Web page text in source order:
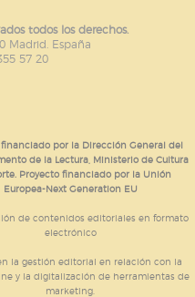
todos los derechos.
Madrid. España
57 20
financiado por la Dirección General del
de la Lectura, Ministerio de Cultura
Proyecto financiado por la Unión
Europea-Next Generation EU
de contenidos editoriales en formato
electrónico
la gestión editorial en relación con la
y la digitalización de herramientas de
marketing.